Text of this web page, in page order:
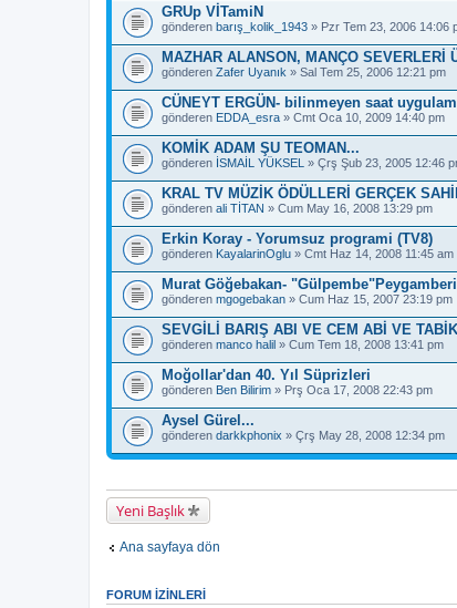
b
i
r
a
n
k
e
t
e
a
h
i
p
.
GRUp VİTamiN
gönderen barış_kolik_1943 » Pzr Tem 23, 2006 14:06
MAZHAR ALANSON, MANÇO SEVERLERİ
gönderen Zafer Uyanık » Sal Tem 25, 2006 12:21 pm
CÜNEYT ERGÜN- bilinmeyen saat
gönderen EDDA_esra » Cmt Oca 10, 2009 14:40 pm
KOMİK ADAM ŞU TEOMAN...
gönderen İSMAİL YÜKSEL » Çrş Şub 23, 2005 12:46
KRAL TV MÜZİK ÖDÜLLERİ GERÇEK
gönderen ali TİTAN » Cum May 16, 2008 13:29 pm
Erkin Koray - Yorumsuz programi (TV8)
gönderen KayalarinOglu » Cmt Haz 14, 2008 11:45 am
Murat Göğebakan-
gönderen mgogebakan » Cum Haz 15, 2007 23:19 pm
SEVGİLİ BARIŞ ABI VE CEM ABİ VE
gönderen manco halil » Cum Tem 18, 2008 13:41 pm
Moğollar'dan 40. Yıl Süprizleri
gönderen Ben Bilirim » Prş Oca 17, 2008 22:43 pm
Aysel Gürel...
gönderen darkkphonix » Çrş May 28, 2008 12:34 pm
Yeni Başlık
Ana sayfaya dön
FORUM IZINLERI